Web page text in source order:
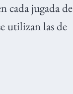
cada jugada de
utilizan las de